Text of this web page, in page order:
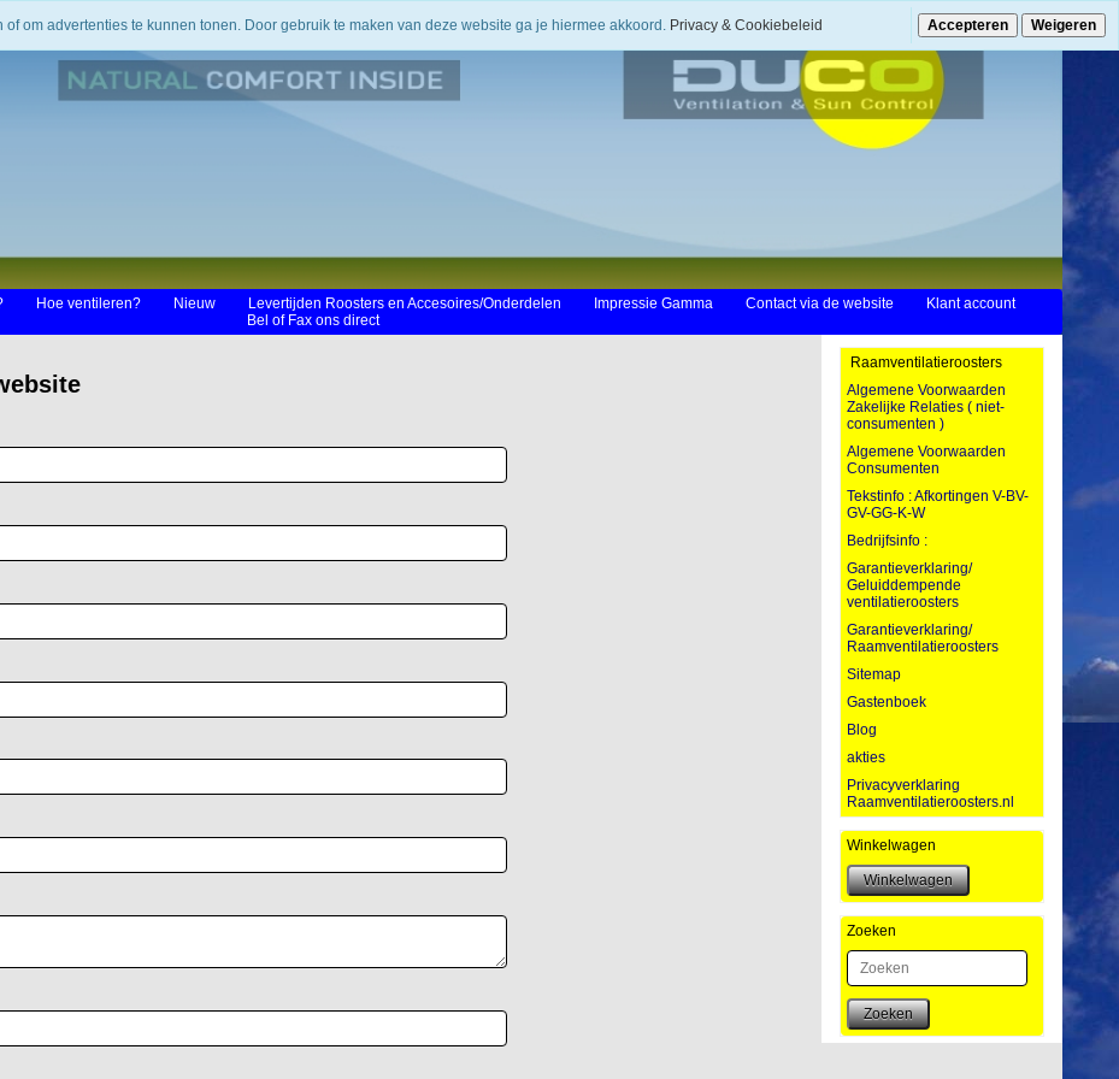
Hoe ventileren? Nieuw Levertijden Roosters en Accesoires/Onderdelen Impressie Gamma Contact via de website
Klant account
Bel of Fax ons direct
Raamventilatieroosters
Algemene Voorwaarden
Zakelijke Relaties ( niet-
consumenten )
Algemene Voorwaarden
Consumenten
Tekstinfo : Afkortingen V-BV-
GV-GG-K-W
Bedrijfsinfo :
Garantieverklaring/
Geluiddempende
ventilatieroosters
Garantieverklaring/
Raamventilatieroosters
Sitemap
Gastenboek
Blog
akties
Privacyverklaring
Raamventilatieroosters.nl
Winkelwagen
Zoeken
Zoeken
om advertenties te kunnen tonen. Door gebruik te maken van deze website ga je hiermee akkoord. Privacy & Cookiebeleid Accepteren Weigeren